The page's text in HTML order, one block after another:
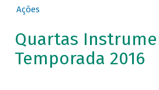
Ações
Quartas
Temporada 2016